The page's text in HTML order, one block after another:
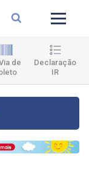
de
Declaração
IR